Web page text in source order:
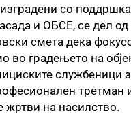
со
и ОБСЕ, се дел
смета дека
во градењето на
службеници
третман
жртви на насилство.